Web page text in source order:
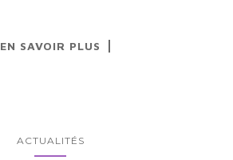
EN SAVOIR PLUS
ACTUALITÉS